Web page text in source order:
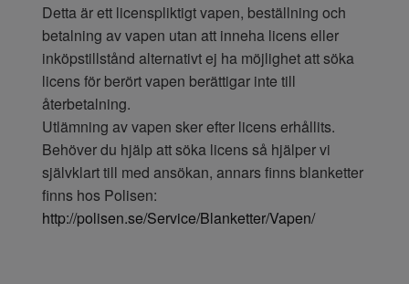
Detta är ett licenspliktigt vapen, beställning och
betalning av vapen utan att inneha licens eller
inköpstillstånd alternativt ej ha möjlighet att söka
licens för berört vapen berättigar inte till
återbetalning.
Utlämning av vapen sker efter licens erhållits.
Behöver du hjälp att söka licens så hjälper vi
självklart till med ansökan, annars finns blanketter
finns hos Polisen:
http://polisen.se/Service/Blanketter/Vapen/